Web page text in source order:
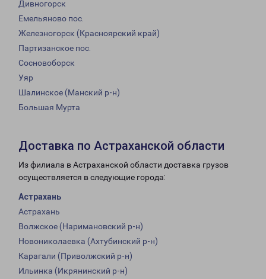
Дивногорск
Емельяново пос.
Железногорск (Красноярский край)
Партизанское пос.
Сосновоборск
Уяр
Шалинское (Манский р-н)
Большая Мурта
Доставка по Астраханской области
Из филиала в Астраханской области доставка грузов
осуществляется в следующие города:
Астрахань
Астрахань
Волжское (Наримановский р-н)
Новониколаевка (Ахтубинский р-н)
Карагали (Приволжский р-н)
Ильинка (Икрянинский р-н)